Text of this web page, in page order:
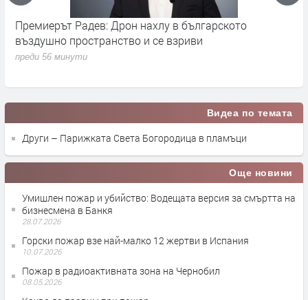
Откриха ловния сезон за прелетен дивеч в България
преди 5 часа
Видеа по темата
Други – Парижката Света Богородица в пламъци
Още новини
Умишлен пожар и убийство: Водещата версия за смъртта на
бизнесмена в Банкя
28.07.2026
Горски пожар взе най-малко 12 жертви в Испания
10.07.2026
Пожар в радиоактивната зона на Чернобил
08.05.2026